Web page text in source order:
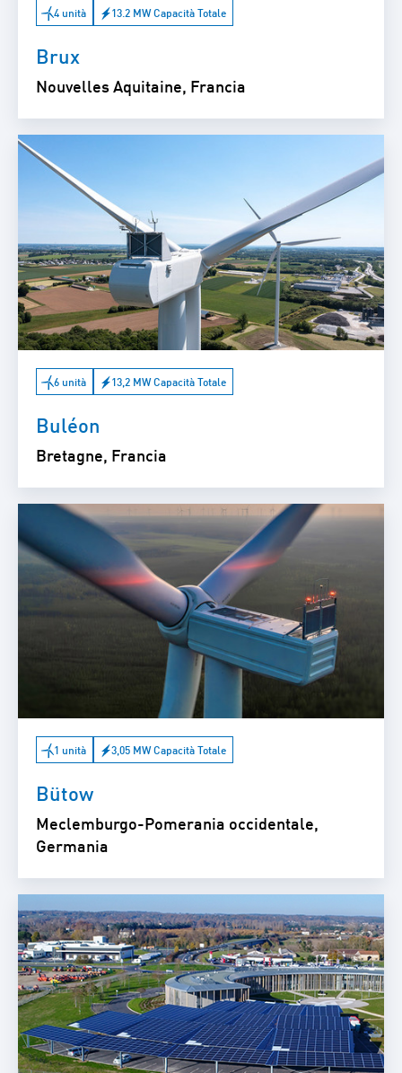
4 unità 13.2 MW Capacità Totale
Brux
Nouvelles Aquitaine, Francia
6 unità 13,2 MW Capacità Totale
Buléon
Bretagne, Francia
1 unità 3,05 MW Capacità Totale
Bütow
Meclemburgo-Pomerania occidentale,
Germania